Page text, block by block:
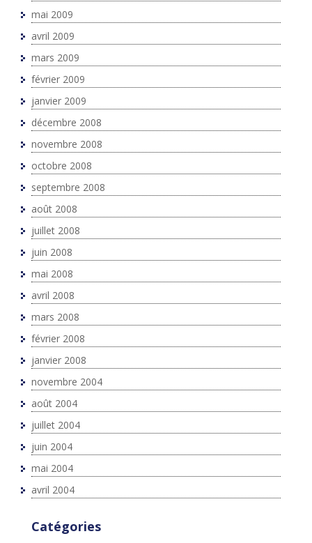
mai 2009
avril 2009
mars 2009
février 2009
janvier 2009
décembre 2008
novembre 2008
octobre 2008
septembre 2008
août 2008
juillet 2008
juin 2008
mai 2008
avril 2008
mars 2008
février 2008
janvier 2008
novembre 2004
août 2004
juillet 2004
juin 2004
mai 2004
avril 2004
Catégories